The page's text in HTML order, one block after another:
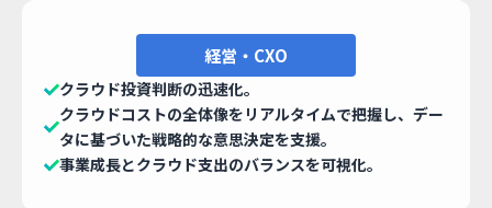
経営・CXO
クラウド投資判断の迅速化。
クラウドコストの全体像をリアルタイムで把握し、デー
タに基づいた戦略的な意思決定を支援。
事業成長とクラウド支出のバランスを可視化。